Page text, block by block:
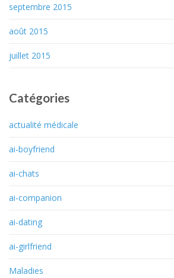
septembre 2015
août 2015
juillet 2015
Catégories
actualité médicale
ai-boyfriend
ai-chats
ai-companion
ai-dating
ai-girlfriend
Maladies